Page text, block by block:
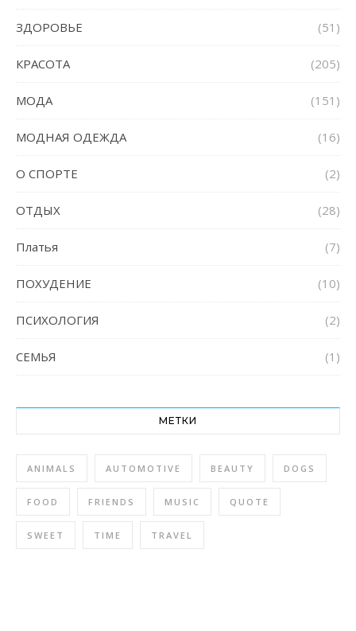
ЗДОРОВЬЕ (51)
КРАСОТА (205)
МОДА (151)
МОДНАЯ ОДЕЖДА (16)
О СПОРТЕ (2)
ОТДЫХ (28)
Платья (7)
ПОХУДЕНИЕ (10)
ПСИХОЛОГИЯ (2)
СЕМЬЯ (1)
МЕТКИ
ANIMALS AUTOMOTIVE BEAUTY DOGS
FOOD FRIENDS MUSIC QUOTE
SWEET TIME TRAVEL